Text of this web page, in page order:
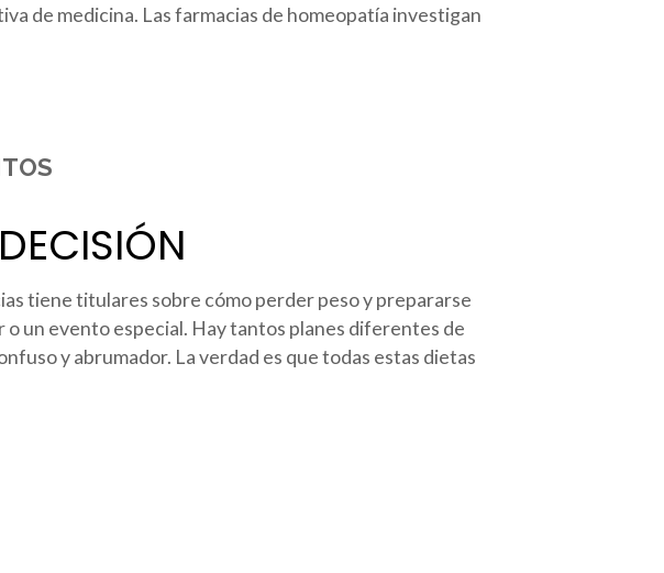
de medicina. Las farmacias de homeopatía investigan
tiene titulares sobre cómo perder peso y prepararse
un evento especial. Hay tantos planes diferentes de
y abrumador. La verdad es que todas estas dietas